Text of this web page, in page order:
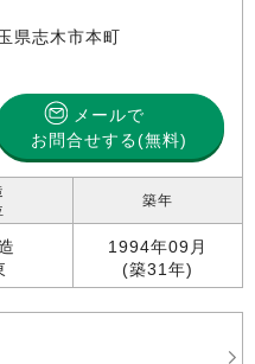
県志木市本町
メールで
お問合せする(無料)
築年
1994年09月
(築31年)